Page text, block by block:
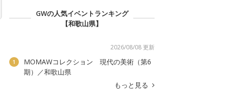
GWの人気イベントランキング
【和歌山県】
2026/08/08 更新
1
MOMAWコレクション 現代の美術（第6
期）／和歌山県
もっと見る